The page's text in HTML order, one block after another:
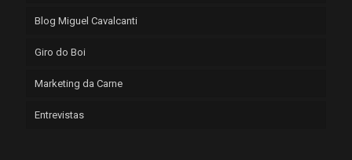
Blog Miguel Cavalcanti
Giro do Boi
Marketing da Carne
Entrevistas